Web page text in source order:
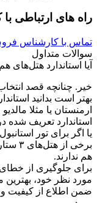
راه های ارتباطی
تماس با کارشناس
سوالات متداول
آیا استاندارد
خیر. چنانچه قصد
ارمنستان یا مثلا
استاندارد تعریف شده
هم ندارند.
برای جلوگیری از
مورد نظر خود،
ضمن اطلاع از کیفیت و